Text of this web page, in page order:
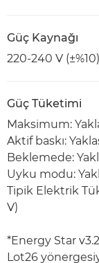
Güç Kaynağı
220-240 V
Güç Tüketimi
Maksimum:
Aktif baskı:
Beklemede:
Uyku modu:
Tipik Elektrik
V)
*Energy Star
Lot26